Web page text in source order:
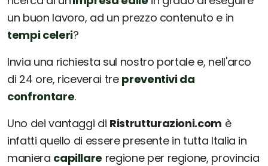
un buon lavoro, ad un prezzo contenuto e in
tempi celeri?
Invia una richiesta sul nostro portale e, nell'arco
di 24 ore, riceverai tre preventivi da
confrontare.
Uno dei vantaggi di Ristrutturazioni.com è
infatti quello di essere presente in tutta Italia in
maniera capillare regione per regione, provincia